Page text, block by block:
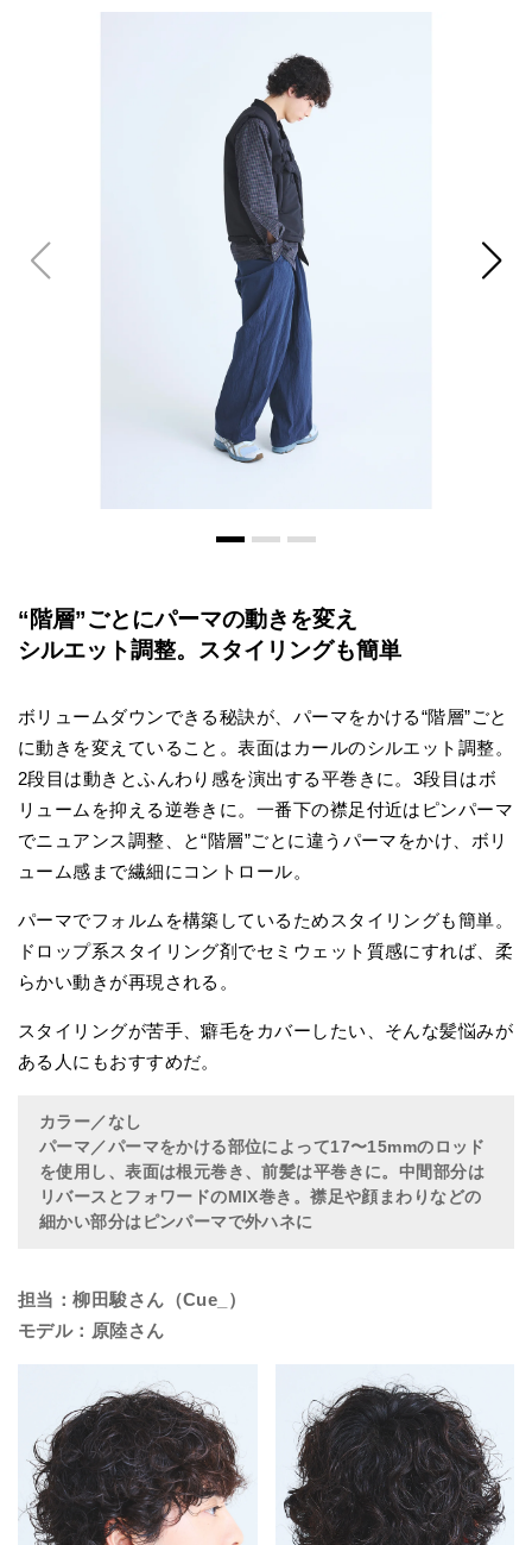
“階層”ごとにパーマの動きを変え
シルエット調整。スタイリングも簡単
ボリュームダウンできる秘訣が、パーマをかける“階層”ごと
に動きを変えていること。表面はカールのシルエット調整。
2段目は動きとふんわり感を演出する平巻きに。3段目はボ
リュームを抑える逆巻きに。一番下の襟足付近はピンパーマ
でニュアンス調整、と“階層”ごとに違うパーマをかけ、ボリ
ューム感まで繊細にコントロール。
パーマでフォルムを構築しているためスタイリングも簡単。
ドロップ系スタイリング剤でセミウェット質感にすれば、柔
らかい動きが再現される。
スタイリングが苦手、癖毛をカバーしたい、そんな髪悩みが
ある人にもおすすめだ。
カラー／なし
パーマ／パーマをかける部位によって17〜15mmのロッド
を使用し、表面は根元巻き、前髪は平巻きに。中間部分は
リバースとフォワードのMIX巻き。襟足や顔まわりなどの
細かい部分はピンパーマで外ハネに
担当：柳田駿さん（Cue_）
モデル：原陸さん